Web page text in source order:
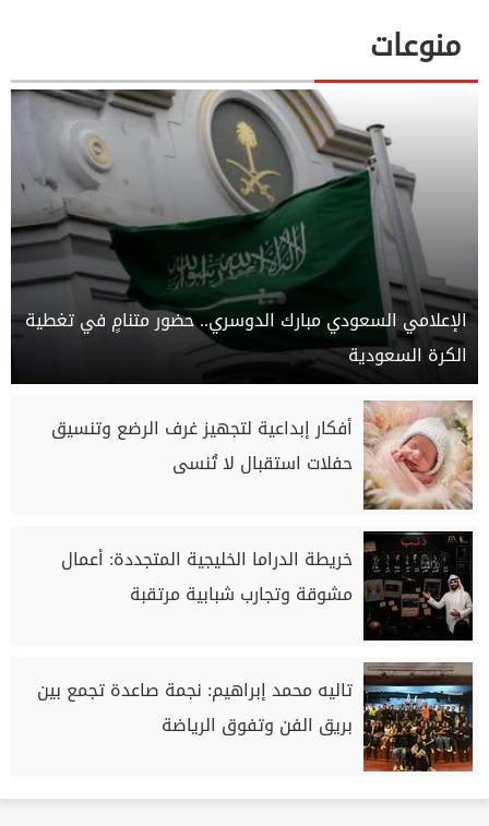
منوعات
الإعلامي السعودي مبارك الدوسري.. حضور متنامٍ في تغطية
الكرة السعودية
أفكار إبداعية لتجهيز غرف الرضع وتنسيق
حفلات استقبال لا تُنسى
خريطة الدراما الخليجية المتجددة: أعمال
مشوقة وتجارب شبابية مرتقبة
تاليه محمد إبراهيم: نجمة صاعدة تجمع بين
بريق الفن وتفوق الرياضة